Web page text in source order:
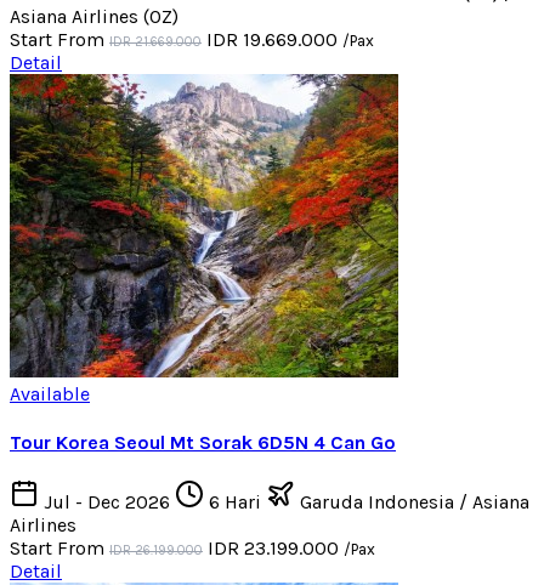
Asiana Airlines (OZ)
Start From IDR 21.669.000 IDR 19.669.000 /Pax
Detail
Available
Tour Korea Seoul Mt Sorak 6D5N 4 Can Go
Jul - Dec 2026 6 Hari
Garuda Indonesia / Asiana
Airlines
Start From IDR 26.199.000 IDR 23.199.000 /Pax
Detail